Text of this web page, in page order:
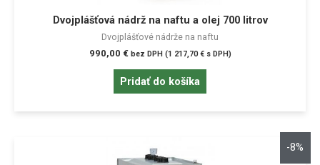
Dvojplášťová nádrž na naftu a olej 700 litrov
Dvojplášťové nádrže na naftu
990,00 € bez DPH (1 217,70€s DPH)
Pridať do košíka
-8%